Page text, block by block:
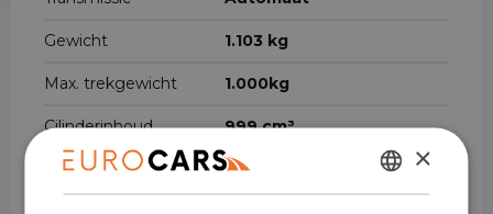
Gewicht 1.103 kg
Max. trekgewicht 1.000kg
Cilinderinhoud 999 cm³
Voertuigbreedte 175 cm
DUTCH
×